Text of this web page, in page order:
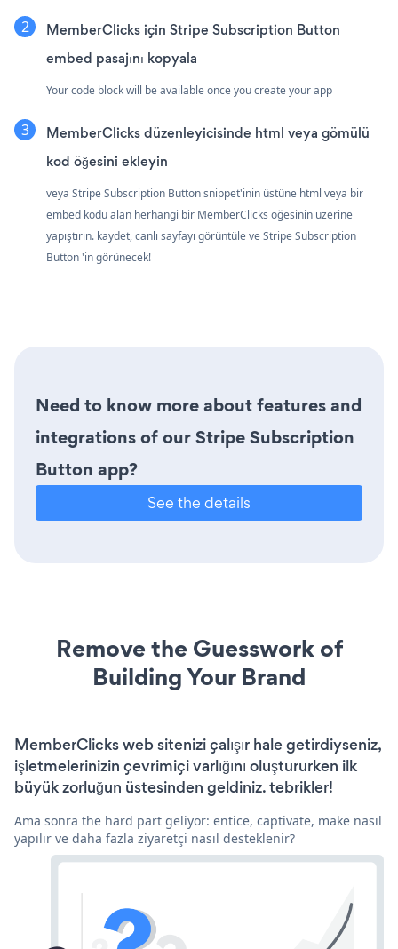
MemberClicks için Stripe Subscription Button
embed pasajını kopyala
Your code block will be available once you create your app
MemberClicks düzenleyicisinde html veya gömülü
kod öğesini ekleyin
veya Stripe Subscription Button snippet'inin üstüne html veya bir
embed kodu alan herhangi bir MemberClicks öğesinin üzerine
yapıştırın. kaydet, canlı sayfayı görüntüle ve Stripe Subscription
Button 'in görünecek!
Need to know more about features and
integrations of our Stripe Subscription
Button app?
See the details
Remove the Guesswork of
Building Your Brand
MemberClicks web sitenizi çalışır hale getirdiyseniz,
işletmelerinizin çevrimiçi varlığını oluştururken ilk
büyük zorluğun üstesinden geldiniz. tebrikler!
Ama sonra the hard part geliyor: entice, captivate, make nasıl
yapılır ve daha fazla ziyaretçi nasıl desteklenir?